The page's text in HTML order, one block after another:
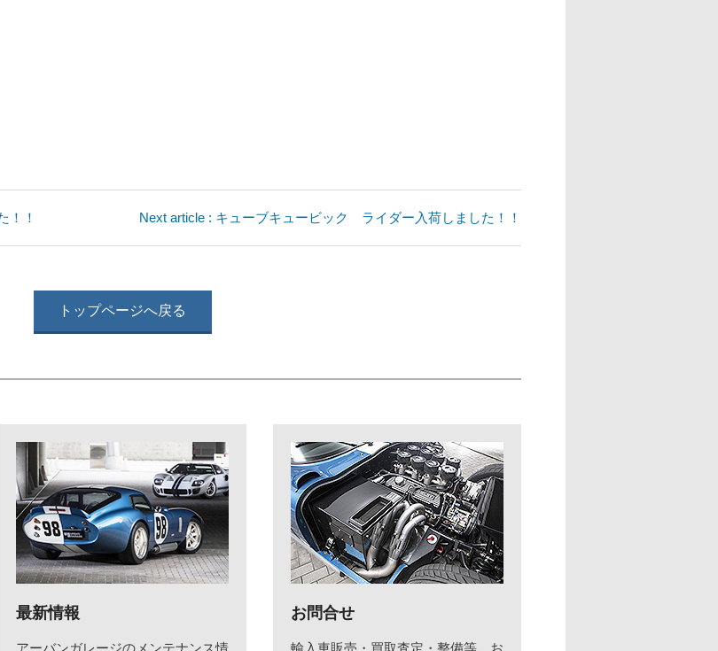
！！ Next article : キューブキュービック ライダー入荷しました！！
トップページへ戻る
最新情報 お問合せ